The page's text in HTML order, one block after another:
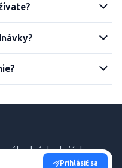
výhodných akciách.
Prihlásiť sa